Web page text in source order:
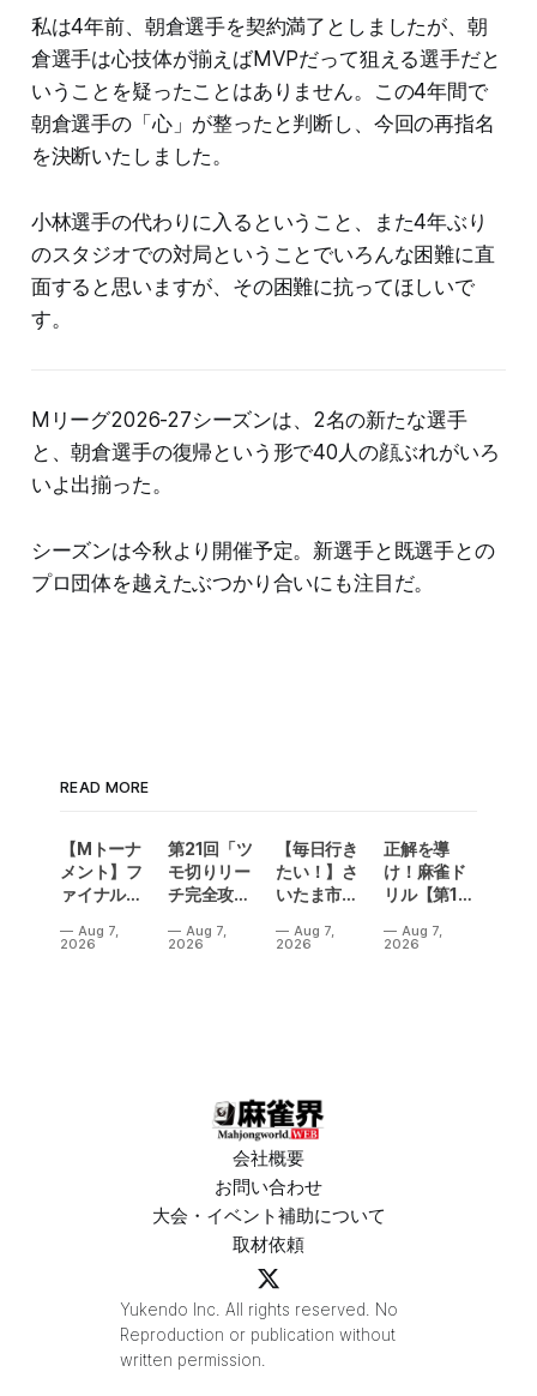
私は4年前、朝倉選手を契約満了としましたが、朝
倉選手は心技体が揃えばMVPだって狙える選手だと
いうことを疑ったことはありません。この4年間で
朝倉選手の「心」が整ったと判断し、今回の再指名
を決断いたしました。
小林選手の代わりに入るということ、また4年ぶり
のスタジオでの対局ということでいろんな困難に直
面すると思いますが、その困難に抗ってほしいで
す。
Mリーグ2026-27シーズンは、2名の新たな選手
と、朝倉選手の復帰という形で40人の顔ぶれがいろ
いよ出揃った。
シーズンは今秋より開催予定。新選手と既選手との
プロ団体を越えたぶつかり合いにも注目だ。
READ MORE
【Mトーナ
メント】フ
ァイナル／2
ニバル！東
Aug 7,
2026
第21回「ツ
モ切りリー
チ完全攻
Aug 7,
2026
【毎日行き
たい！】さ
いたま市に
誕生！？
Aug 7,
2026
正解を導
け！麻雀ド
リル【第14
Aug 7,
2026
会社概要
お問い合わせ
大会・イベント補助について
取材依頼
Yukendo Inc. All rights reserved. No
Reproduction or publication without
written permission.